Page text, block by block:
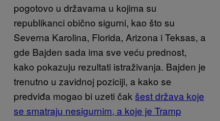
pogotovo u državama u kojima su
republikanci obično sigurni, kao što su
Severna Karolina, Florida, Arizona i Teksas, a
gde Bajden sada ima sve veću prednost,
kako pokazuju rezultati istraživanja. Bajden je
trenutno u zavidnoj poziciji, a kako se
predviđa mogao bi uzeti čak šest država koje
se smatraju nesigurnim, a koje je Tramp